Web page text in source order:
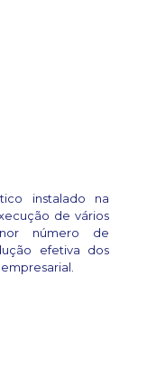
instalado na
de vários
número de
efetiva dos